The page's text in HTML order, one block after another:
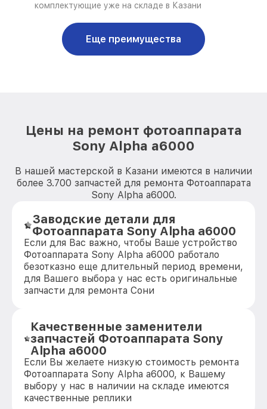
комплектующие уже на складе в Казани
Еще преимущества
Цены на ремонт фотоаппарата
Sony Alpha a6000
В нашей мастерской в Казани имеются в наличии
более 3.700 запчастей для ремонта Фотоаппарата
Sony Alpha a6000.
Заводские детали для
Фотоаппарата Sony Alpha a6000
Если для Вас важно, чтобы Ваше устройство
Фотоаппарата Sony Alpha a6000 работало
безотказно еще длительный период времени,
для Вашего выбора у нас есть оригинальные
запчасти для ремонта Сони
Качественные заменители
запчастей Фотоаппарата Sony
Alpha a6000
Если Вы желаете низкую стоимость ремонта
Фотоаппарата Sony Alpha a6000, к Вашему
выбору у нас в наличии на складе имеются
качественные реплики